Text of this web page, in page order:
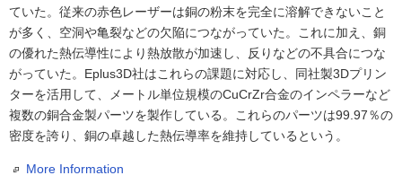
ていた。従来の赤色レーザーは銅の粉末を完全に溶解できないこと
が多く、空洞や亀裂などの欠陥につながっていた。これに加え、銅
の優れた熱伝導性により熱放散が加速し、反りなどの不具合につな
がっていた。Eplus3D社はこれらの課題に対応し、同社製3Dプリン
ターを活用して、メートル単位規模のCuCrZr合金のインペラーなど
複数の銅合金製パーツを製作している。これらのパーツは99.97％の
密度を誇り、銅の卓越した熱伝導率を維持しているという。
More Information